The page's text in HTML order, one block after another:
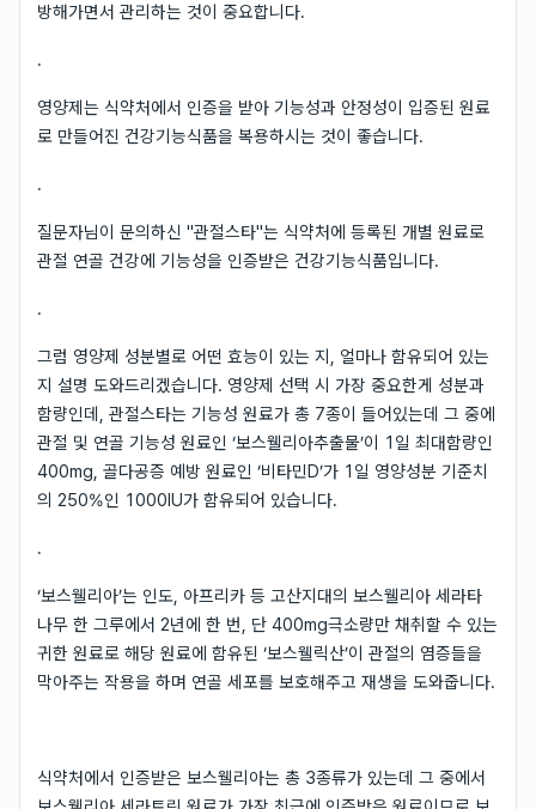
방해가면서 관리하는 것이 중요합니다.
.
영양제는 식약처에서 인증을 받아 기능성과 안정성이 입증된 원료
로 만들어진 건강기능식품을 복용하시는 것이 좋습니다.
.
질문자님이 문의하신 "관절스타"는 식약처에 등록된 개별 원료로
관절 연골 건강에 기능성을 인증받은 건강기능식품입니다.
.
그럼 영양제 성분별로 어떤 효능이 있는 지, 얼마나 함유되어 있는
지 설명 도와드리겠습니다. 영양제 선택 시 가장 중요한게 성분과
함량인데, 관절스타는 기능성 원료가 총 7종이 들어있는데 그 중에
관절 및 연골 기능성 원료인 ‘보스웰리아추출물’이 1일 최대함량인
400mg, 골다공증 예방 원료인 ‘비타민D’가 1일 영양성분 기준치
의 250%인 1000IU가 함유되어 있습니다.
.
‘보스웰리아’는 인도, 아프리카 등 고산지대의 보스웰리아 세라타
나무 한 그루에서 2년에 한 번, 단 400mg극소량만 채취할 수 있는
귀한 원료로 해당 원료에 함유된 ‘보스웰릭산’이 관절의 염증들을
막아주는 작용을 하며 연골 세포를 보호해주고 재생을 도와줍니다.
식약처에서 인증받은 보스웰리아는 총 3종류가 있는데 그 중에서